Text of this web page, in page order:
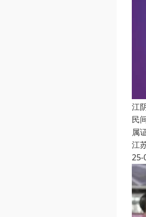
江
民
属
江
25-